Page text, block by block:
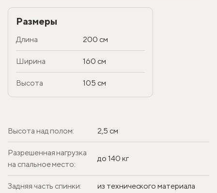
Размеры
Длина 200 см
Ширина 160 см
Высота 105 см
Высота над полом: 2,5 см
Разрешенная нагрузка
на спальное место:
до 140 кг
Задняя часть спинки: из технического материала